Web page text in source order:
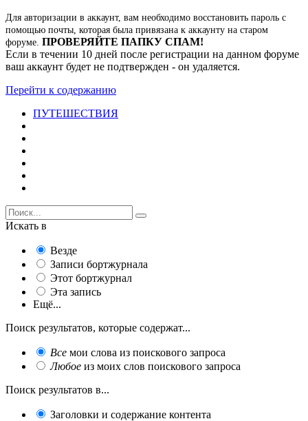
Для авторизации в аккаунт, вам необходимо восстановить пароль с
помощью почты, которая была привязана к аккаунту на старом
форуме. ПРОВЕРЯЙТЕ ПАПКУ СПАМ!
Если в течении 10 дней после регистрации на данном форуме
ваш аккаунт будет не подтвержден - он удаляется.
Перейти к содержанию
ПУТЕШЕСТВИЯ
Искать в
Везде
Записи бортжурнала
Этот бортжурнал
Эта запись
Ещё...
Поиск результатов, которые содержат...
Все мои слова из поискового запроса
Любое из моих слов поискового запроса
Поиск результатов в...
Заголовки и содержание контента